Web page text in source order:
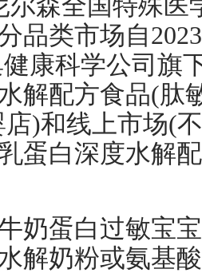
全国特殊医
品类市场自
康科学公司旗
解配方食品(肽
)和线上市场(
蛋白深度水解
蛋白过敏宝宝
解奶粉或氨基